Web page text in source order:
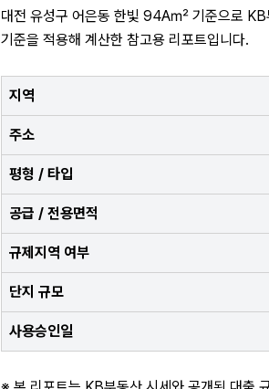
개인회생자대출
대전 유성구 어은동 한빛 94A㎡ 기준으로
기준을 적용해 계산한 참고용 리포트입니다.
지역
주소
평형 / 타입
공급 / 전용면적
규제지역 여부
단지 규모
사용승인일